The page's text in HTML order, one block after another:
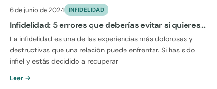
6 de junio de 2024 INFIDELIDAD
Infidelidad: 5 errores que deberías evitar si quieres...
La infidelidad es una de las experiencias más dolorosas y
destructivas que una relación puede enfrentar. Si has sido
infiel y estás decidido a recuperar
Leer →